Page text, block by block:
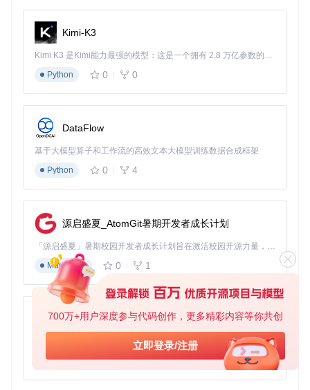
700万+用户深度参与代码创作，更多精彩内容等你共创
立即登录/注册
功能价值
实现原理 ：通过[Scripts/kext_maestro.py]管理内核扩展，[Scr
ipts/acpi_guru.py]处理电源管理补丁，结合[Scripts/resource_
fetcher.py]的自动资源下载功能，工具能够构建完整的引导环
境。这个过程就像有一位经验丰富的系统工程师在后台为你完
复杂设置，生成可直接使用的EFI文件夹。
实践指南：三步完成专业级EFI配置
第一步：获取并准备项目
git clone
OpCore-Simplify
为什么这么做：这一步获取最新代码并安装必要依赖，确保工
具拥有最新的硬件数据库和功能支持。就像组装家具前需要准
备好所有零件和工具，这是确保后续流程顺利的基础。
运行主程序后，首先通过"Select Hardware Report"功能导入
或生成硬件报告，工具会自动完成硬件扫描和兼容性评估。
Kimi-K3
Kimi K3 是Kimi能力最强的模型：这是一个拥有 2.8 万亿参数的混合专家（MoE）模型，具备原生视觉理解能力，并支持 100 万 token 的上下文窗口。
Python
0 0
DataFlow
基于大模型算子和工作流的高效文本大模型训练数据合成框架
Python
0 4
源启盛夏_AtomGit暑期开发者成长计划
「源启盛夏」暑期校园开发者成长计划旨在激活校园开源力量，通过积分激励、认证扶持、资源倾斜等形式，引导高校组织和开发者完成「入驻 — 建项目 — 做贡献 — 获认证 — 得资源」的完整闭环。无论你是想带领社团入驻平台的组织者，还是希望用代码贡献证明自己的开发者，都能在这里找到属于你的成长路径。
Markdown
0 1
py-xiaozhi
基于Python的Xiaozhi AI，适用于想要完整Xiaozhi体验而无需拥有专用硬件的用户。
Python
0 1